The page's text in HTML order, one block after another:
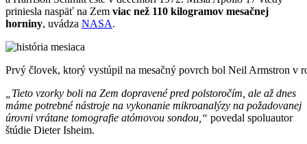
priniesla naspäť na Zem viac než 110 kilogramov mesačnej
horniny, uvádza NASA.
Prvý človek, ktorý vystúpil na mesačný povrch bol Neil Armstron v
„Tieto vzorky boli na Zem dopravené pred polstoročím, ale až dnes
máme potrebné nástroje na vykonanie mikroanalýzy na požadovanej
úrovni vrátane tomografie atómovou sondou,“ povedal spoluautor
štúdie Dieter Isheim.